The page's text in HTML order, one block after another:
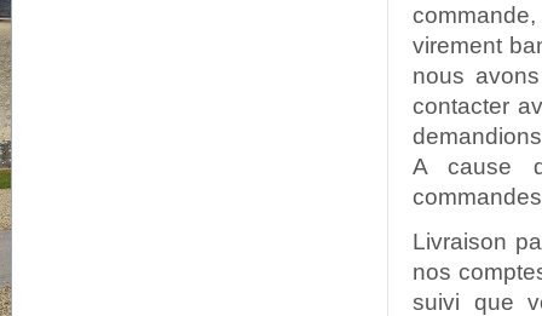
virement
nous
contacter
A cause
Livraison
nos
suivi que